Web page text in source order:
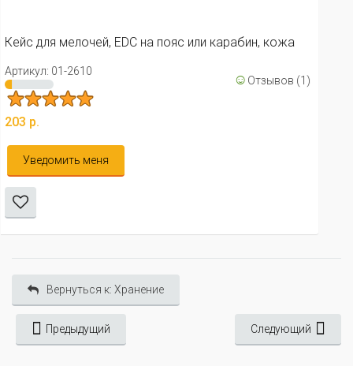
(1)
485 р.
Вернуться к: Хранение
Предыдущий Следующий